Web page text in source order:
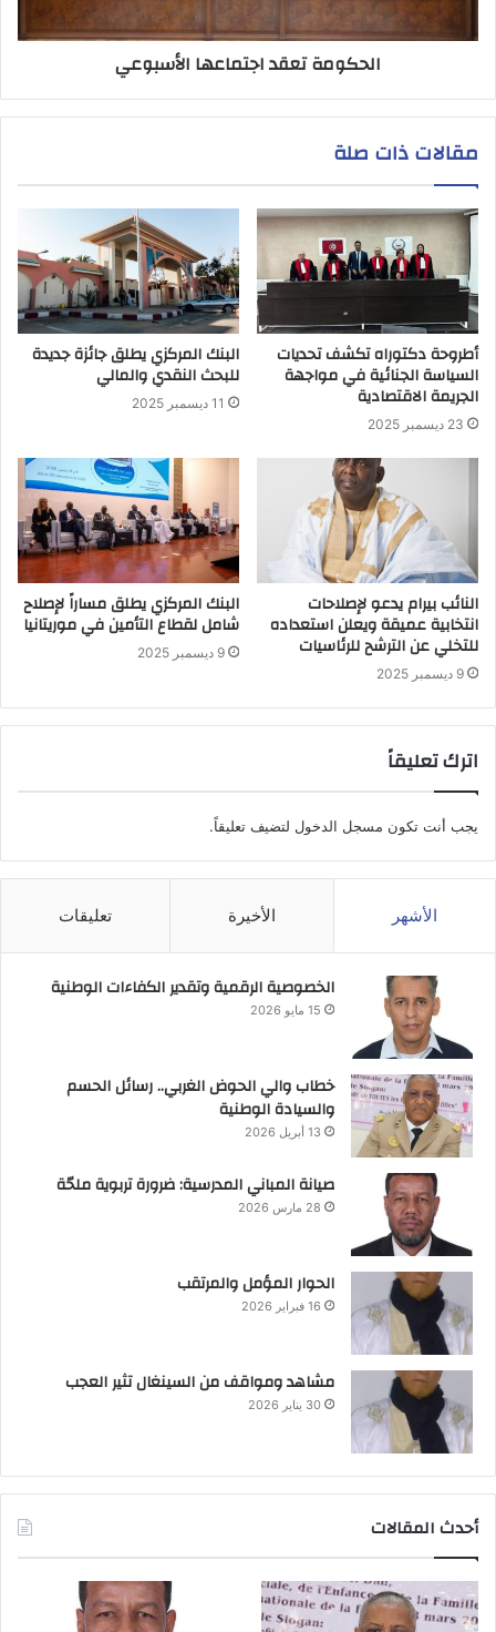
الحكومة تعقد اجتماعها الأسبوعي
مقالات ذات صلة
أطروحة دكتوراه تكشف تحديات
السياسة الجنائية في مواجهة
الجريمة الاقتصادية
23 ديسمبر 2025
البنك المركزي يطلق جائزة جديدة
للبحث النقدي والمالي
11 ديسمبر 2025
النائب بيرام يدعو لإصلاحات
انتخابية عميقة ويعلن استعداده
للتخلي عن الترشح للرئاسيات
9 ديسمبر 2025
البنك المركزي يطلق مساراً لإصلاح
شامل لقطاع التأمين في موريتانيا
9 ديسمبر 2025
اترك تعليقاً
يجب أنت تكون مسجل الدخول لتضيف تعليقاً.
الأشهر الأخيرة تعليقات
الخصوصية الرقمية وتقدير الكفاءات الوطنية
15 مايو 2026
خطاب والي الحوض الغربي.. رسائل الحسم
والسيادة الوطنية
13 أبريل 2026
صيانة المباني المدرسية: ضرورة تربوية ملحّة
28 مارس 2026
الحوار المؤمل والمرتقب
16 فبراير 2026
مشاهد ومواقف من السينغال تثير العجب
30 يناير 2026
أحدث المقالات